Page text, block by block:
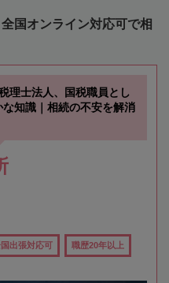
国オンライン対応可で相
理士法人、国税職員とし
知識｜相続の不安を解消
出張対応可 職歴20年以上